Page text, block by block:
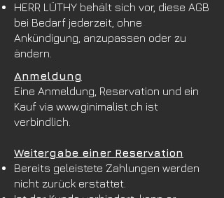
HERR LÜTHY behält sich vor, diese AGB
bei Bedarf jederzeit, ohne
Ankündigung, anzupassen oder zu
ändern.
Anmeldung
Eine Anmeldung, Reservation und ein
Kauf via www.ginimalist.ch ist
verbindlich.
Weitergabe einer Reservation
Bereits geleistete Zahlungen werden
nicht zurück erstattet.